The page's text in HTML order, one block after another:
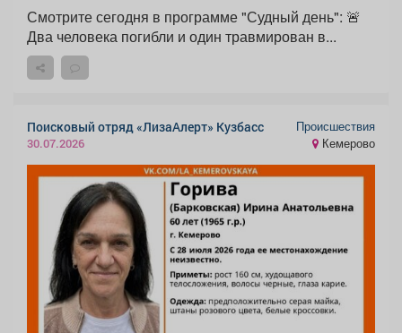
Смотрите сегодня в программе "Судный день": 🚨
Два человека погибли и один травмирован в...
Поисковый отряд «ЛизаАлерт» Кузбасс
30.07.2026
Происшествия
Кемерово